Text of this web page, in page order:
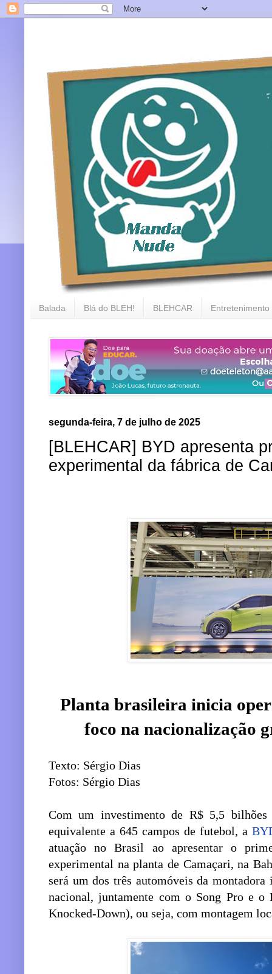
Balada Blá do BLEH! BLEHCAR Entretenimento
segunda-feira, 7 de julho de 2025
[BLEHCAR] BYD apresenta
experimental da fábrica de
Planta brasileira inicia
foco na nacionalização
Texto: Sérgio Dias
Fotos: Sérgio Dias
Com um investimento de R$ 5,5
equivalente a 645 campos de futebol, a
atuação no Brasil ao apresentar o
experimental na planta de Camaçari, na
será um dos três automóveis da
nacional, juntamente com o Song Pro e
Knocked-Down), ou seja, com montagem